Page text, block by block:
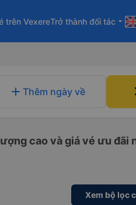
trên VexereTrở thành đối tác arrow_drop_down
add Thêm ngày về
cao và giá vé ưu đãi
Xem bộ lọc